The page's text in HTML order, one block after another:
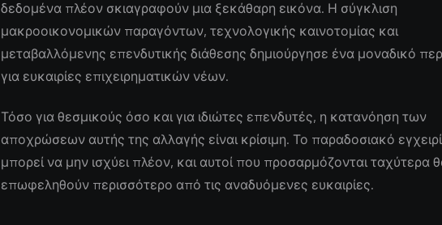
δεδομένα πλέον σκιαγραφούν μια ξεκάθαρη εικόνα. Η σύγκλιση
μακροοικονομικών παραγόντων, τεχνολογικής καινοτομίας και
μεταβαλλόμενης επενδυτικής διάθεσης δημιούργησε ένα μοναδικό
για ευκαιρίες επιχειρηματικών νέων.
Τόσο για θεσμικούς όσο και για ιδιώτες επενδυτές, η κατανόηση των
αποχρώσεων αυτής της αλλαγής είναι κρίσιμη. Το παραδοσιακό
μπορεί να μην ισχύει πλέον, και αυτοί που προσαρμόζονται ταχύτερα
επωφεληθούν περισσότερο από τις αναδυόμενες ευκαιρίες.